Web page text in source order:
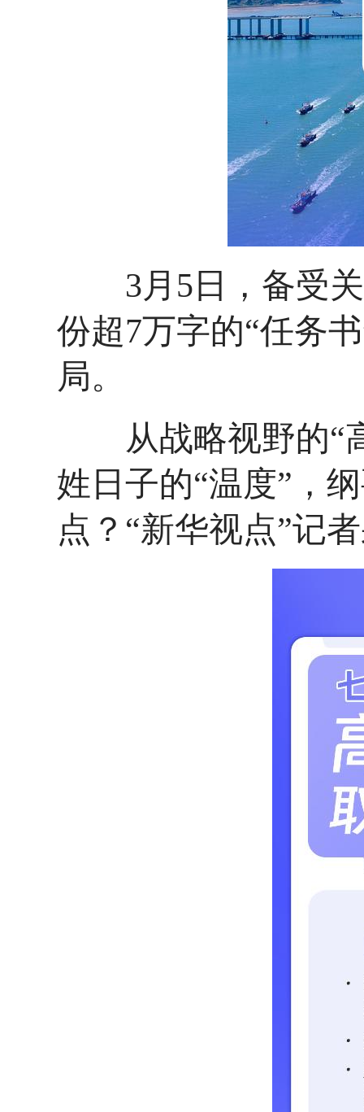
3月5日，备受关
份超7万字的“任务
局。
从战略视野的“高
姓日子的“温度”，
点？“新华视点”记